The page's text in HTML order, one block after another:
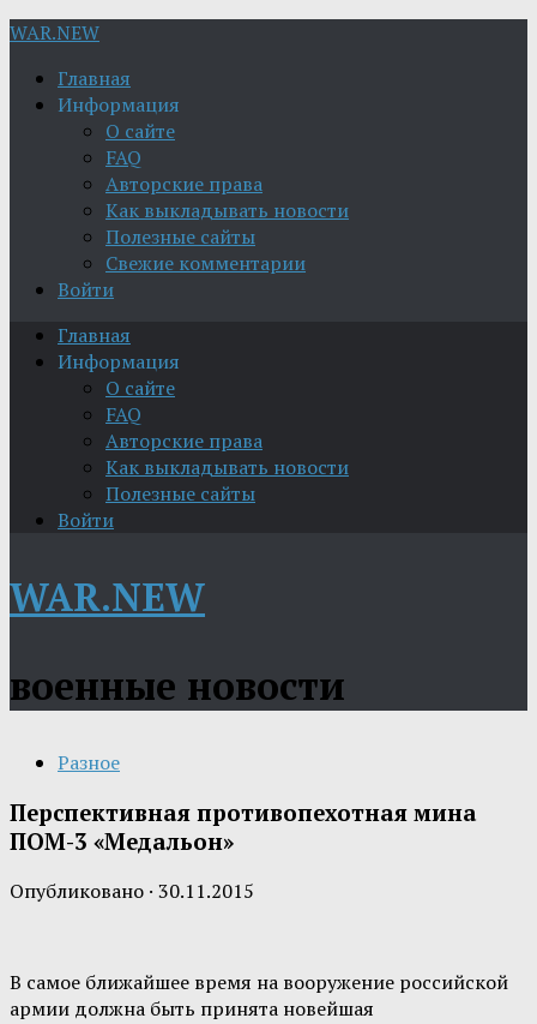
WAR.NEW
Главная
Информация
О сайте
FAQ
Авторские права
Как выкладывать новости
Полезные сайты
Свежие комментарии
Войти
Главная
Информация
О сайте
FAQ
Авторские права
Как выкладывать новости
Полезные сайты
Войти
WAR.NEW
военные новости
Разное
Перспективная противопехотная мина
ПОМ-3 «Медальон»
Опубликовано · 30.11.2015
В самое ближайшее время на вооружение российской
армии должна быть принята новейшая